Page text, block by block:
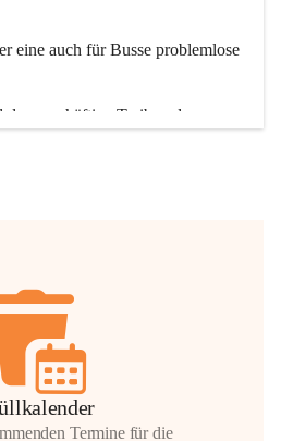
eine auch für Busse problemlose
geschäftige Treiben der
Termine für die